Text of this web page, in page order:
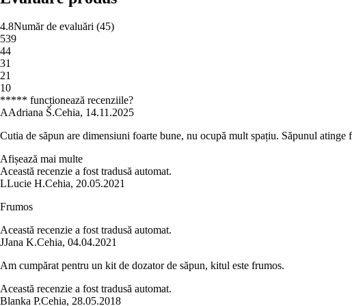
4.8Număr de evaluări (45)
539
44
31
21
10
***** funcționează recenziile?
AAdriana Š.Cehia, 14.11.2025
Cutia de săpun are dimensiuni foarte bune, nu ocupă mult spațiu. Săpunul
Afișează mai multe
Această recenzie a fost tradusă automat.
LLucie H.Cehia, 20.05.2021
Frumos
Această recenzie a fost tradusă automat.
JJana K.Cehia, 04.04.2021
Am cumpărat pentru un kit de dozator de săpun, kitul este frumos.
Această recenzie a fost tradusă automat.
Blanka P.Cehia, 28.05.2018